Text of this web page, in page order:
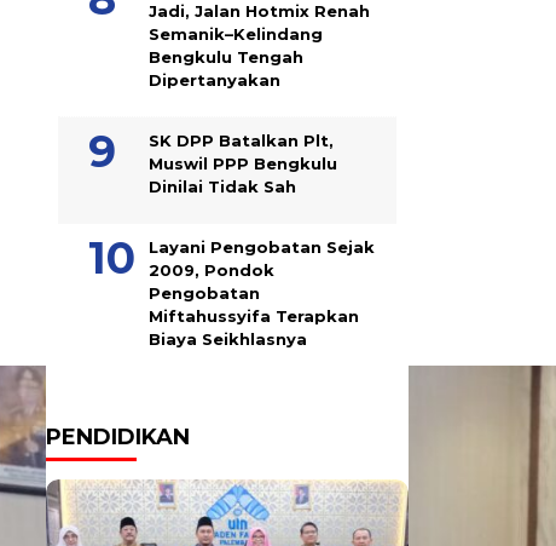
Jadi, Jalan Hotmix Renah
Semanik–Kelindang
Bengkulu Tengah
Dipertanyakan
SK DPP Batalkan Plt,
Muswil PPP Bengkulu
Dinilai Tidak Sah
Layani Pengobatan Sejak
2009, Pondok
Pengobatan
Miftahussyifa Terapkan
Biaya Seikhlasnya
PENDIDIKAN